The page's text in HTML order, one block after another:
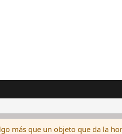
más que un objeto que da la